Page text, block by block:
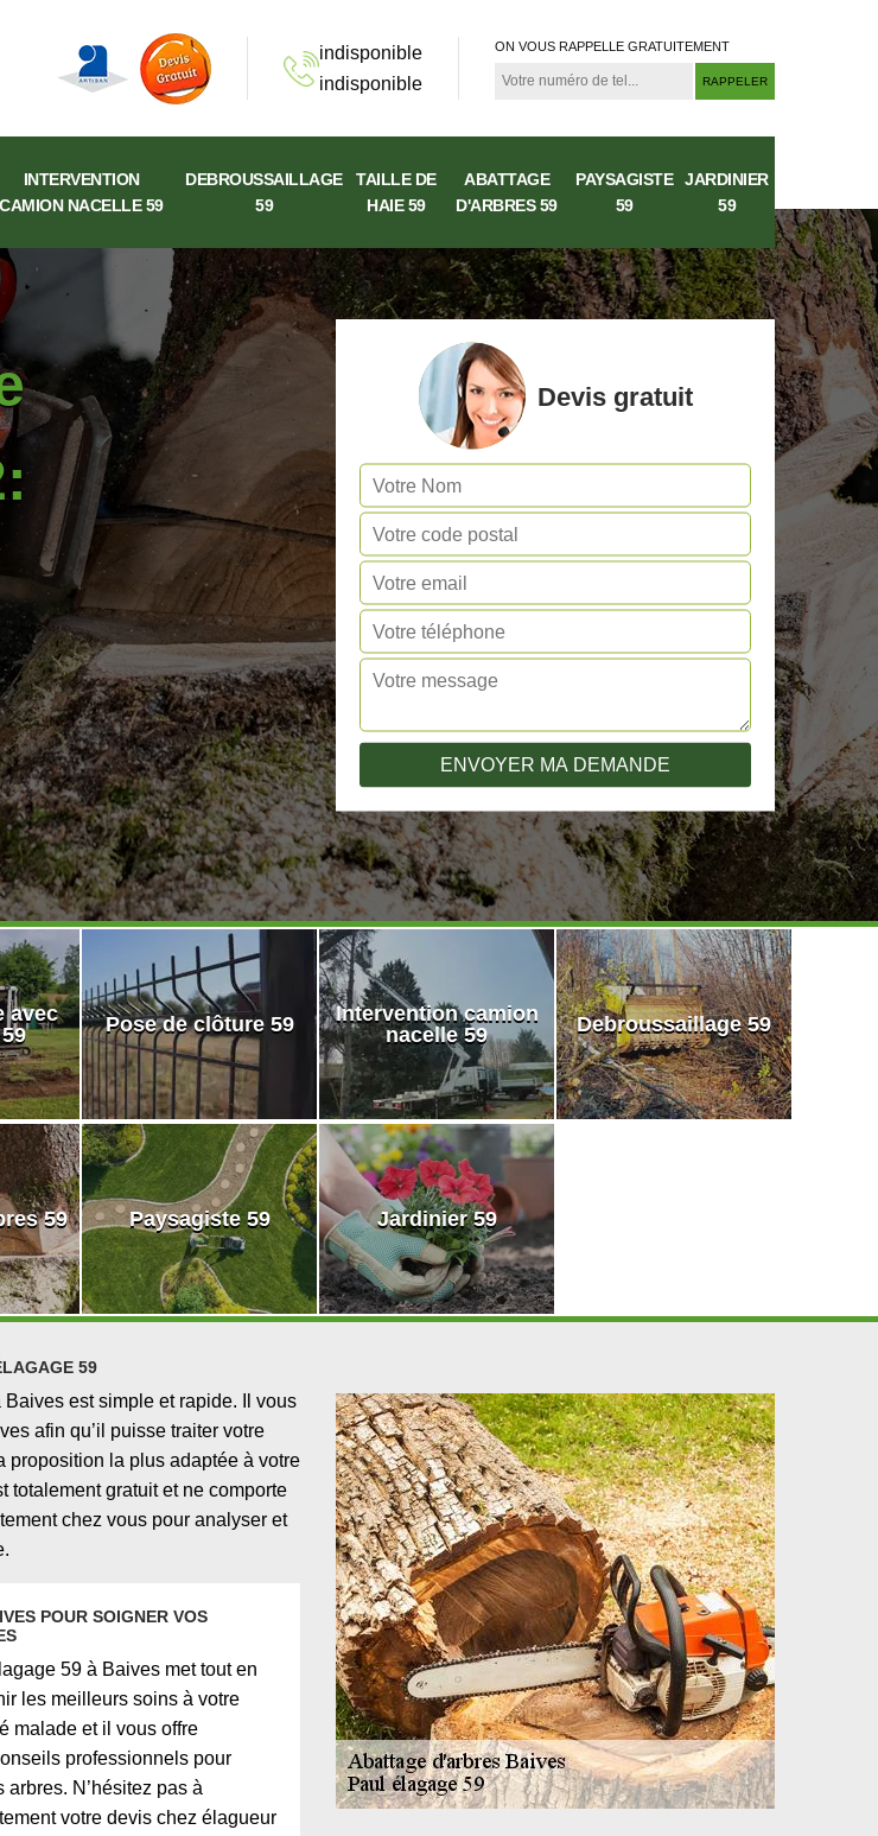
indisponible
indisponible
ON VOUS RAPPELLE GRATUITEMENT
INTERVENTION
CAMION NACELLE 59
DEBROUSSAILLAGE
59
TAILLE DE
HAIE 59
ABATTAGE
D'ARBRES 59
PAYSAGISTE
59
JARDINIER
59
Devis gratuit
avec
Pose de clôture 59
Intervention camion
nacelle 59
Debroussaillage 59
59 Paysagiste 59 Jardinier 59
59
est simple et rapide. Il vous
afin qu’il puisse traiter votre
proposition la plus adaptée à votre
totalement gratuit et ne comporte
chez vous pour analyser et
POUR SOIGNER VOS
59 à Baives met tout en
les meilleurs soins à votre
malade et il vous offre
professionnels pour
arbres. N’hésitez pas à
votre devis chez élagueur